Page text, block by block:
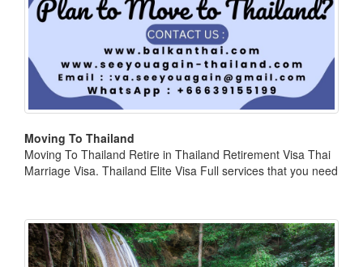
Moving To Thailand
Moving To Thailand Retire in Thailand Retirement Visa Thai
Marriage Visa. Thailand Elite Visa Full services that you need